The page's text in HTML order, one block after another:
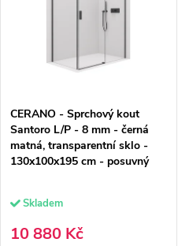
CERANO - Sprchový kout
Santoro L/P - 8 mm - černá
matná, transparentní sklo -
130x100x195 cm - posuvný
Skladem
10 880 Kč